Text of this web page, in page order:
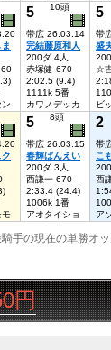
5 10頭
帯広 26.03.14
完結藤原和人
200ダ 4人
赤塚健 670
2:02.5 (9.4)
1111k 5番
カワノデッカ
5
帯
盛
☆
ビ
モ
5 8頭
帯広 26.03.15
春輝ばんえい
200ダ 3人
西謙一 670
2:33.4 (24.4)
1006k 1番
アオタイショ
2
帯
こ
西
ア
手の現在の単勝オ
じ